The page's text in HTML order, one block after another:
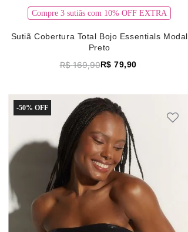
Compre 3 sutiãs com 10% OFF EXTRA
Sutiã Cobertura Total Bojo Essentials Modal
Preto
R$ 169,90R$ 79,90
-50%